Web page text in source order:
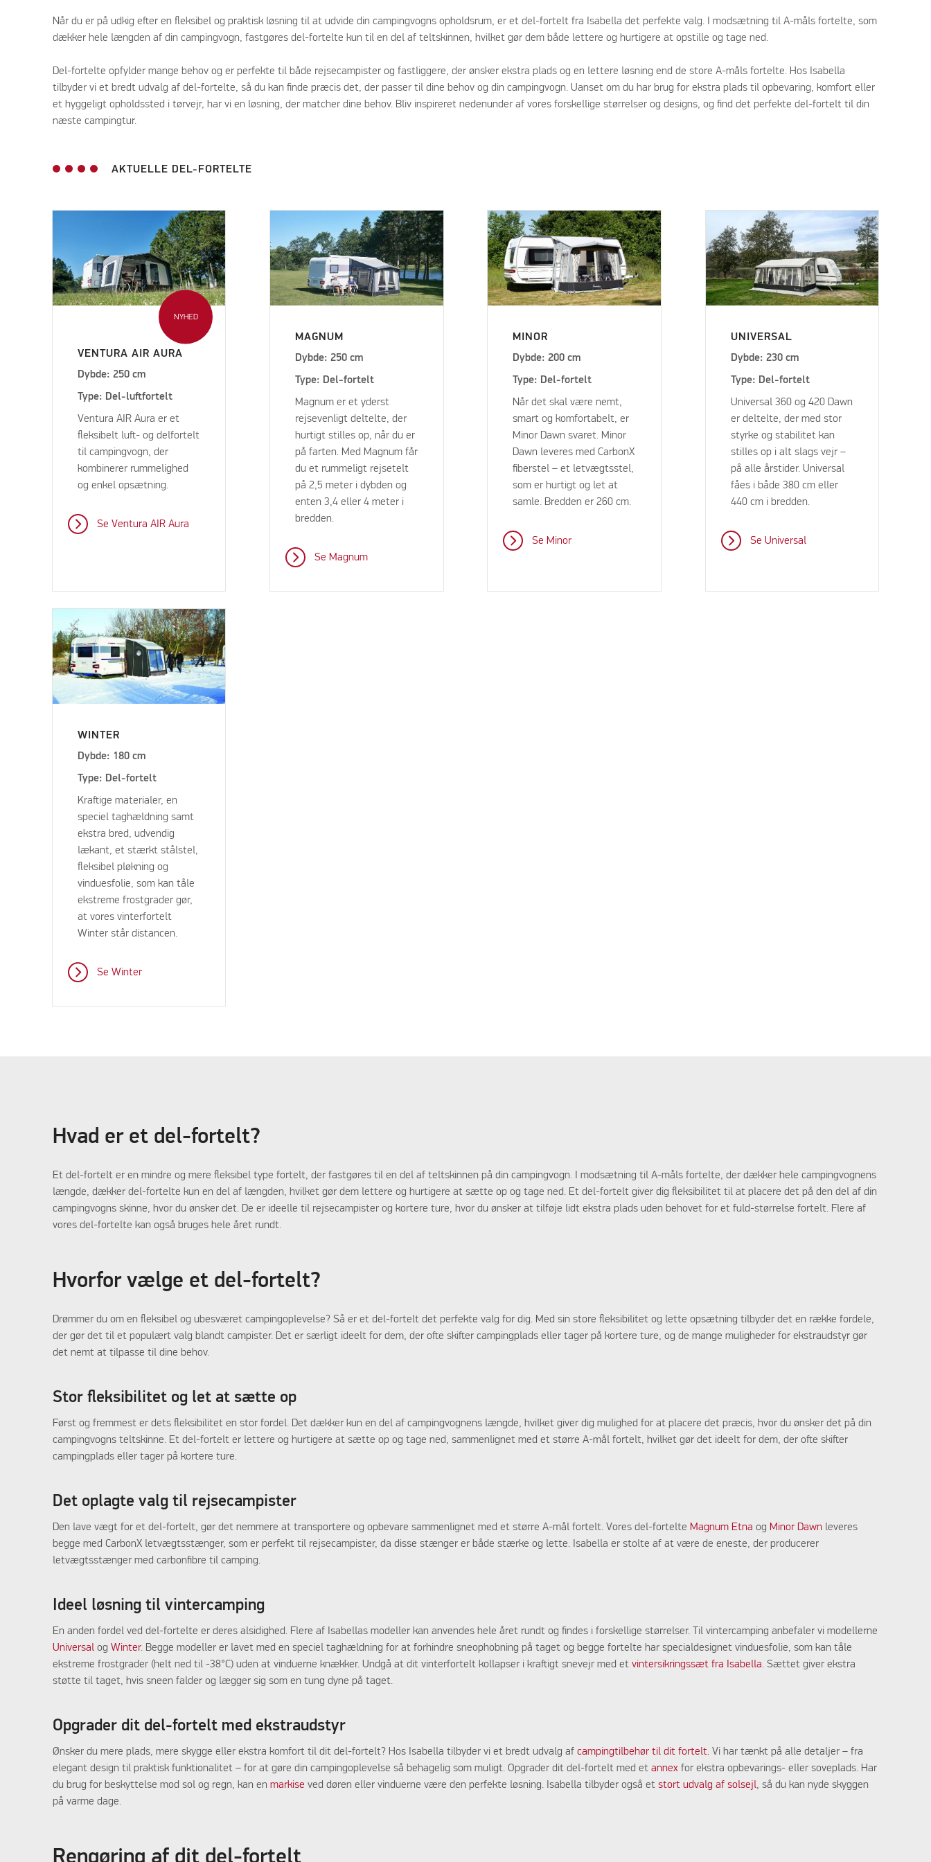
Når du er på udkig efter en fleksibel og praktisk løsning til at udvide din campingvogns opholdsrum, er et del-fortelt fra Isabella det perfekte valg. I modsætning til A-måls fortelte, som
dækker hele længden af din campingvogn, fastgøres del-fortelte kun til en del af teltskinnen, hvilket gør dem både lettere og hurtigere at opstille og tage ned.
Del-fortelte opfylder mange behov og er perfekte til både rejsecampister og fastliggere, der ønsker ekstra plads og en lettere løsning end de store A-måls fortelte. Hos Isabella
tilbyder vi et bredt udvalg af del-fortelte, så du kan finde præcis det, der passer til dine behov og din campingvogn. Uanset om du har brug for ekstra plads til opbevaring, komfort eller
et hyggeligt opholdssted i tørvejr, har vi en løsning, der matcher dine behov. Bliv inspireret nedenunder af vores forskellige størrelser og designs, og find det perfekte del-fortelt til din
næste campingtur.
AKTUELLE DEL-FORTELTE
NYHED
VENTURA AIR AURA
Dybde: 250 cm
Type: Del-luftfortelt
Ventura AIR Aura er et
fleksibelt luft- og delfortelt
til campingvogn, der
kombinerer rummelighed
og enkel opsætning.
Se Ventura AIR Aura
MAGNUM
Dybde: 250 cm
Type: Del-fortelt
Magnum er et yderst
rejsevenligt deltelte, der
hurtigt stilles op, når du er
på farten. Med Magnum får
du et rummeligt rejsetelt
på 2,5 meter i dybden og
enten 3,4 eller 4 meter i
bredden.
Se Magnum
MINOR
Dybde: 200 cm
Type: Del-fortelt
Når det skal være nemt,
smart og komfortabelt, er
Minor Dawn svaret. Minor
Dawn leveres med CarbonX
fiberstel – et letvægtsstel,
som er hurtigt og let at
samle. Bredden er 260 cm.
Se Minor
UNIVERSAL
Dybde: 230 cm
Type: Del-fortelt
Universal 360 og 420 Dawn
er deltelte, der med stor
styrke og stabilitet kan
stilles op i alt slags vejr –
på alle årstider. Universal
fåes i både 380 cm eller
440 cm i bredden.
Se Universal
WINTER
Dybde: 180 cm
Type: Del-fortelt
Kraftige materialer, en
speciel taghældning samt
ekstra bred, udvendig
lækant, et stærkt stålstel,
fleksibel pløkning og
vinduesfolie, som kan tåle
ekstreme frostgrader gør,
at vores vinterfortelt
Winter står distancen.
Se Winter
Hvad er et del-fortelt?
Et del-fortelt er en mindre og mere fleksibel type fortelt, der fastgøres til en del af teltskinnen på din campingvogn. I modsætning til A-måls fortelte, der dækker hele campingvognens
længde, dækker del-fortelte kun en del af længden, hvilket gør dem lettere og hurtigere at sætte op og tage ned. Et del-fortelt giver dig fleksibilitet til at placere det på den del af din
campingvogns skinne, hvor du ønsker det. De er ideelle til rejsecampister og kortere ture, hvor du ønsker at tilføje lidt ekstra plads uden behovet for et fuld-størrelse fortelt. Flere af
vores del-fortelte kan også bruges hele året rundt.
Hvorfor vælge et del-fortelt?
Drømmer du om en fleksibel og ubesværet campingoplevelse? Så er et del-fortelt det perfekte valg for dig. Med sin store fleksibilitet og lette opsætning tilbyder det en række fordele,
der gør det til et populært valg blandt campister. Det er særligt ideelt for dem, der ofte skifter campingplads eller tager på kortere ture, og de mange muligheder for ekstraudstyr gør
det nemt at tilpasse til dine behov.
Stor fleksibilitet og let at sætte op
Først og fremmest er dets fleksibilitet en stor fordel. Det dækker kun en del af campingvognens længde, hvilket giver dig mulighed for at placere det præcis, hvor du ønsker det på din
campingvogns teltskinne. Et del-fortelt er lettere og hurtigere at sætte op og tage ned, sammenlignet med et større A-mål fortelt, hvilket gør det ideelt for dem, der ofte skifter
campingplads eller tager på kortere ture.
Det oplagte valg til rejsecampister
Den lave vægt for et del-fortelt, gør det nemmere at transportere og opbevare sammenlignet med et større A-mål fortelt. Vores del-fortelte Magnum Etna og Minor Dawn leveres
begge med CarbonX letvægtsstænger, som er perfekt til rejsecampister, da disse stænger er både stærke og lette. Isabella er stolte af at være de eneste, der producerer
letvægtsstænger med carbonfibre til camping.
Ideel løsning til vintercamping
En anden fordel ved del-fortelte er deres alsidighed. Flere af Isabellas modeller kan anvendes hele året rundt og findes i forskellige størrelser. Til vintercamping anbefaler vi modellerne
UniversalogWinter. Begge modeller er lavet med en speciel taghældning for at forhindre sneophobning på taget og begge fortelte har specialdesignet vinduesfolie, som kan tåle
ekstreme frostgrader (helt ned til -38°C) uden at vinduerne knækker. Undgå at dit vinterfortelt kollapser i kraftigt snevejr med etvintersikringssæt fra Isabella. Sættet giver ekstra
støtte til taget, hvis sneen falder og lægger sig som en tung dyne på taget.
Opgrader dit del-fortelt med ekstraudstyr
Ønsker du mere plads, mere skygge eller ekstra komfort til dit del-fortelt? Hos Isabella tilbyder vi et bredt udvalg afcampingtilbehør til dit fortelt. Vi har tænkt på alle detaljer – fra
elegant design til praktisk funktionalitet – for at gøre din campingoplevelse så behagelig som muligt. Opgrader dit del-fortelt med etannexfor ekstra opbevarings- eller soveplads. Har
du brug for beskyttelse mod sol og regn, kan enmarkise ved døren eller vinduerne være den perfekte løsning. Isabella tilbyder også etstort udvalg af solsejl, så du kan nyde skyggen
på varme dage.
Rengøring af dit del-fortelt